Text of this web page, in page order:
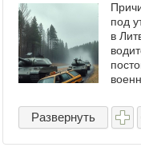
под
в
Развернуть